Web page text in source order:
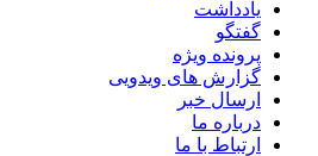
یادداشت
گفتگو
پرونده ویژه
گزارش های ویدویی
ارسال خبر
درباره ما
ارتباط با ما